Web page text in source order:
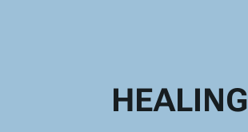
HEALING